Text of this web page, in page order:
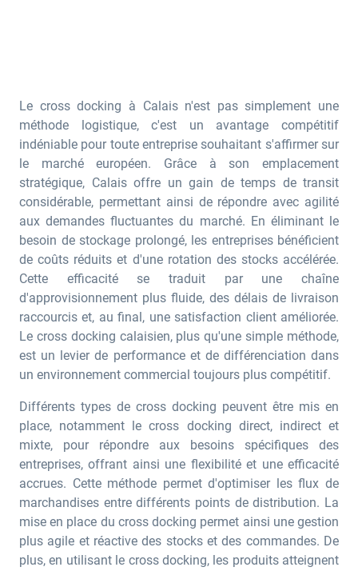
Le cross docking à Calais n'est pas simplement une
méthode logistique, c'est un avantage compétitif
indéniable pour toute entreprise souhaitant s'affirmer sur
le marché européen. Grâce à son emplacement
stratégique, Calais offre un gain de temps de transit
considérable, permettant ainsi de répondre avec agilité
aux demandes fluctuantes du marché. En éliminant le
besoin de stockage prolongé, les entreprises bénéficient
de coûts réduits et d'une rotation des stocks accélérée.
Cette efficacité se traduit par une chaîne
d'approvisionnement plus fluide, des délais de livraison
raccourcis et, au final, une satisfaction client améliorée.
Le cross docking calaisien, plus qu'une simple méthode,
est un levier de performance et de différenciation dans
un environnement commercial toujours plus compétitif.
Différents types de cross docking peuvent être mis en
place, notamment le cross docking direct, indirect et
mixte, pour répondre aux besoins spécifiques des
entreprises, offrant ainsi une flexibilité et une efficacité
accrues. Cette méthode permet d'optimiser les flux de
marchandises entre différents points de distribution. La
mise en place du cross docking permet ainsi une gestion
plus agile et réactive des stocks et des commandes. De
plus, en utilisant le cross docking, les produits atteignent